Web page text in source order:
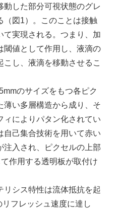
した部分可視状態のグレ
（図1）。このことは接触
て実現される。つまり、加
閾値として作用し、液滴の
し、液滴を移動させるこ
のサイズをもつ各ピク
薄い多層構造から成り、そ
ィによりパタン化されてい
自己集合技術を用いて赤い
注入され、ピクセルの上部
作用する透明板が取付け
シス特性は流体抵抗を起
フレッシュ速度に達し